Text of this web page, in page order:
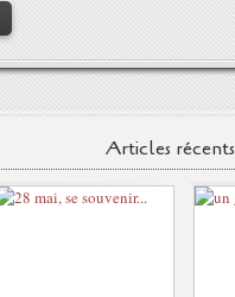
Articles récents